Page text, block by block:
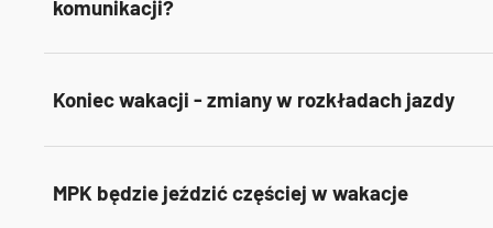
komunikacji?
Koniec wakacji - zmiany w rozkładach jazdy
MPK będzie jeździć częściej w wakacje